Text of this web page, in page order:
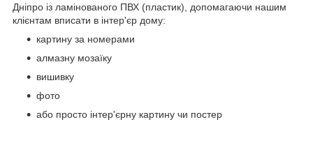
Дніпро із ламінованого ПВХ (пластик), допомагаючи нашим
клієнтам вписати в інтер'єр дому:
картину за номерами
алмазну мозаїку
вишивку
фото
або просто інтер'єрну картину чи постер